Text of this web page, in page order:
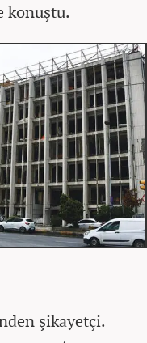
konuştu.
şikayetçi.